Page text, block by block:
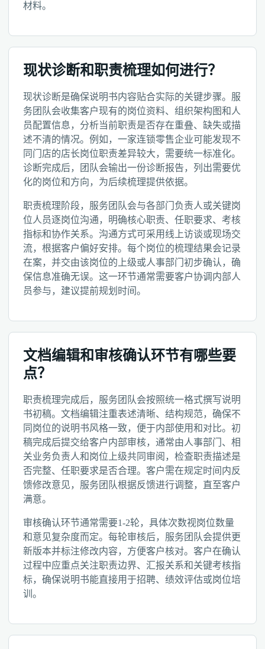
材料。
现状诊断和职责梳理如何进行？
现状诊断是确保说明书内容贴合实际的关键步骤。服
务团队会收集客户现有的岗位资料、组织架构图和人
员配置信息，分析当前职责是否存在重叠、缺失或描
述不清的情况。例如，一家连锁零售企业可能发现不
同门店的店长岗位职责差异较大，需要统一标准化。
诊断完成后，团队会输出一份诊断报告，列出需要优
化的岗位和方向，为后续梳理提供依据。
职责梳理阶段，服务团队会与各部门负责人或关键岗
位人员逐岗位沟通，明确核心职责、任职要求、考核
指标和协作关系。沟通方式可采用线上访谈或现场交
流，根据客户偏好安排。每个岗位的梳理结果会记录
在案，并交由该岗位的上级或人事部门初步确认，确
保信息准确无误。这一环节通常需要客户协调内部人
员参与，建议提前规划时间。
文档编辑和审核确认环节有哪些要
点？
职责梳理完成后，服务团队会按照统一格式撰写说明
书初稿。文档编辑注重表述清晰、结构规范，确保不
同岗位的说明书风格一致，便于内部使用和对比。初
稿完成后提交给客户内部审核，通常由人事部门、相
关业务负责人和岗位上级共同审阅，检查职责描述是
否完整、任职要求是否合理。客户需在规定时间内反
馈修改意见，服务团队根据反馈进行调整，直至客户
满意。
审核确认环节通常需要1-2轮，具体次数视岗位数量
和意见复杂度而定。每轮审核后，服务团队会提供更
新版本并标注修改内容，方便客户核对。客户在确认
过程中应重点关注职责边界、汇报关系和关键考核指
标，确保说明书能直接用于招聘、绩效评估或岗位培
训。